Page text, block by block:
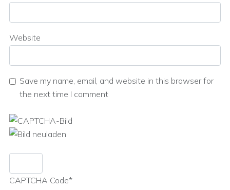
Website
Save my name, email, and website in this browser for
the next time I comment
CAPTCHA Code*